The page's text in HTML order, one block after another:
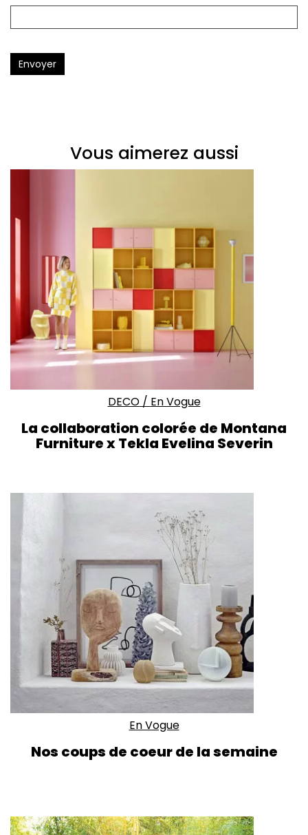
Envoyer
Vous aimerez aussi
DECO/ En Vogue
La collaboration colorée de Montana
Furniture x Tekla Evelina Severin
En Vogue
Nos coups de coeur de la semaine